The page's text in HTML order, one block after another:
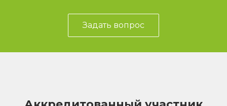
Задать вопрос